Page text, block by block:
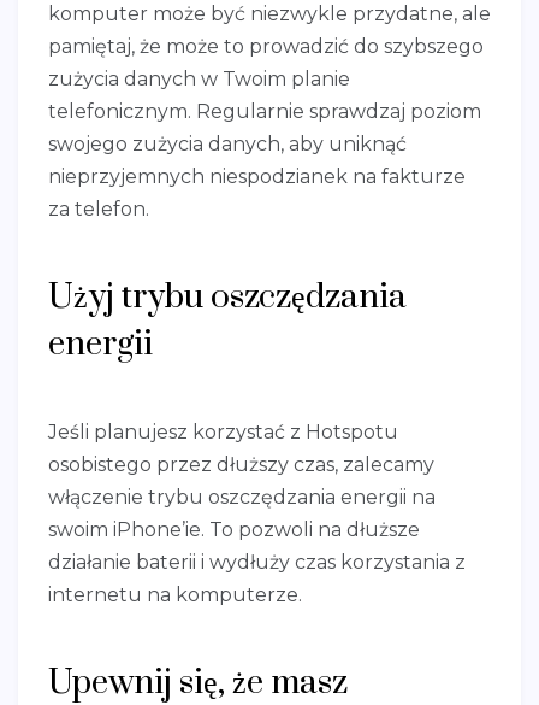
komputer może być niezwykle przydatne, ale
pamiętaj, że może to prowadzić do szybszego
zużycia danych w Twoim planie
telefonicznym. Regularnie sprawdzaj poziom
swojego zużycia danych, aby uniknąć
nieprzyjemnych niespodzianek na fakturze
za telefon.
Użyj trybu oszczędzania
energii
Jeśli planujesz korzystać z Hotspotu
osobistego przez dłuższy czas, zalecamy
włączenie trybu oszczędzania energii na
swoim iPhone’ie. To pozwoli na dłuższe
działanie baterii i wydłuży czas korzystania z
internetu na komputerze.
Upewnij się, że masz